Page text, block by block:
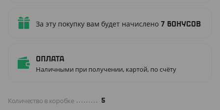
За эту покупку вам будет начислено 7 бонусов
Оплата
Наличными при получении, картой, по счёту
Количество в коробке 5